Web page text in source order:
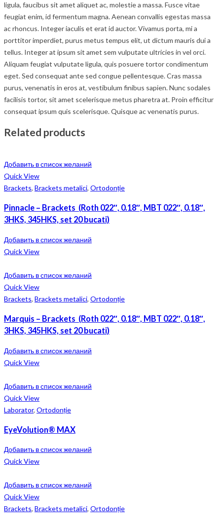
ligula, faucibus sit amet aliquet ac, molestie a massa. Fusce vitae
feugiat enim, id fermentum magna. Aenean convallis egestas massa
ac rhoncus. Integer iaculis et erat id auctor. Vivamus porta, mi a
porttitor imperdiet, purus metus tempus elit, ut dictum mauris dui a
tellus. Integer at ipsum sit amet sem vulputate ultricies in vel orci.
Aliquam feugiat vulputate ligula, quis posuere tortor condimentum
eget. Sed consequat ante sed congue pellentesque. Cras massa
purus, venenatis in eros at, vestibulum finibus sapien. Nunc sodales
facilisis tortor, sit amet scelerisque metus pharetra at. Proin efficitur
consequat ipsum quis scelerisque. Quisque ac venenatis purus.
Related products
Добавить в список желаний
Quick View
Brackets, Brackets metalici, Ortodonție
Pinnacle – Brackets (Roth 022″, 0.18″, MBT 022″, 0.18″,
3HKS, 345HKS, set 20 bucati)
Добавить в список желаний
Quick View
Добавить в список желаний
Quick View
Brackets, Brackets metalici, Ortodonție
Marquis – Brackets (Roth 022″, 0.18″, MBT 022″, 0.18″,
3HKS, 345HKS, set 20 bucati)
Добавить в список желаний
Quick View
Добавить в список желаний
Quick View
Laborator, Ortodonție
EyeVolution® MAX
Добавить в список желаний
Quick View
Добавить в список желаний
Quick View
Brackets, Brackets metalici, Ortodonție